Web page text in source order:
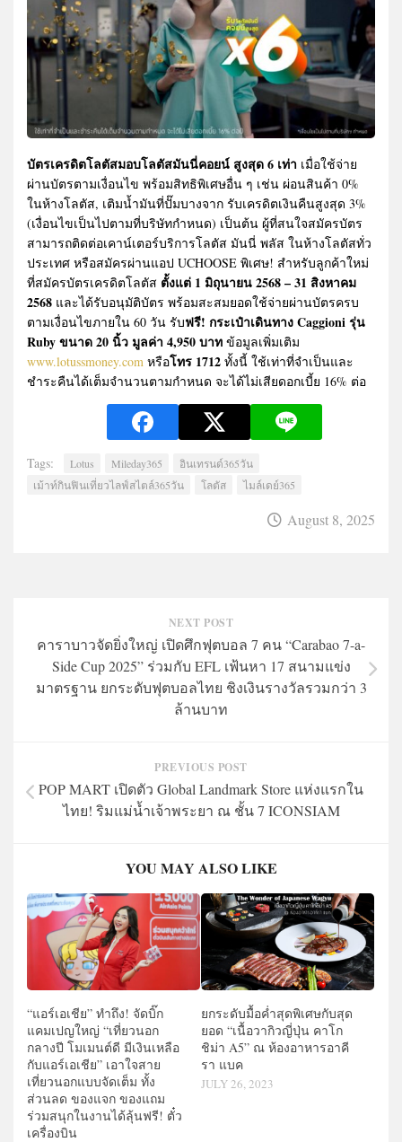
บัตรเครดิตโลตัสมอบโลตัสมันนี่คอยน์ สูงสุด 6 เท่า เมื่อใช้จ่าย
ผ่านบัตรตามเงื่อนไข พร้อมสิทธิพิเศษอื่น ๆ เช่น ผ่อนสินค้า 0%
ในห้างโลตัส, เติมน้ำมันที่ปั๊มบางจาก รับเครดิตเงินคืนสูงสุด 3%
(เงื่อนไขเป็นไปตามที่บริษัทกำหนด) เป็นต้น ผู้ที่สนใจสมัครบัตร
สามารถติดต่อเคาน์เตอร์บริการโลตัส มันนี่ พลัส ในห้างโลตัสทั่ว
ประเทศ หรือสมัครผ่านแอป UCHOOSE พิเศษ! สำหรับลูกค้าใหม่
ที่สมัครบัตรเครดิตโลตัส ตั้งแต่ 1 มิถุนายน 2568 – 31 สิงหาคม
2568 และได้รับอนุมัติบัตร พร้อมสะสมยอดใช้จ่ายผ่านบัตรครบ
ตามเงื่อนไขภายใน 60 วัน รับฟรี! กระเป๋าเดินทาง Caggioni รุ่น
Ruby ขนาด 20 นิ้ว มูลค่า 4,950 บาท ข้อมูลเพิ่มเติม
www.lotussmoney.com หรือโทร 1712 ทั้งนี้ ใช้เท่าที่จำเป็นและ
ชำระคืนได้เต็มจำนวนตามกำหนด จะได้ไม่เสียดอกเบี้ย 16% ต่อ
Tags: Lotus Mileday365
อินเทรนด์365วัน
เม้าท์กินฟินเที่ยวไลฟ์สไตล์365วัน
โลตัส ไมล์เดย์365
August 8, 2025
NEXT POST
คาราบาวจัดยิ่งใหญ่ เปิดศึกฟุตบอล 7 คน “Carabao 7-a-
Side Cup 2025” ร่วมกับ EFL เฟ้นหา 17 สนามแข่ง
มาตรฐาน ยกระดับฟุตบอลไทย ชิงเงินรางวัลรวมกว่า 3
ล้านบาท
PREVIOUS POST
POP MART เปิดตัว Global Landmark Store แห่งแรกใน
ไทย! ริมแม่น้ำเจ้าพระยา ณ ชั้น 7 ICONSIAM
YOU MAY ALSO LIKE
“แอร์เอเชีย” ทำถึง! จัดบิ๊ก
แคมเปญใหญ่ “เที่ยวนอก
กลางปี โมเมนต์ดี มีเงินเหลือ
กับแอร์เอเชีย” เอาใจสาย
เที่ยวนอกแบบจัดเต็ม ทั้ง
ส่วนลด ของแจก ของแถม
ร่วมสนุกในงานได้ลุ้นฟรี! ตั๋ว
เครื่องบิน
ยกระดับมื้อค่ำสุดพิเศษกับสุด
ยอด “เนื้อวากิวญี่ปุ่น คาโก
ชิม่า A5” ณ ห้องอาหารอาคี
รา แบค
JULY 26, 2023